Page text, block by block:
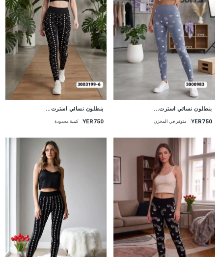
بنطلون نسائي استرت...
YER750 متوفر في المخزن
بنطلون نسائي استرت...
YER750 كمية محدودة